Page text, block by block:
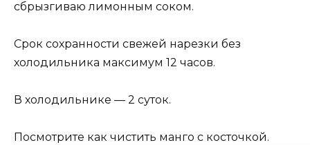
сбрызгиваю лимонным соком.
Срок сохранности свежей нарезки без
холодильника максимум 12 часов.
В холодильнике — 2 суток.
Посмотрите как чистить манго с косточкой.